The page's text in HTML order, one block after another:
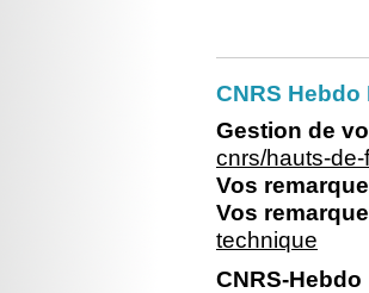
CNRS
Gestion de
cnrs/hauts-
Vos
Vos
technique
CNRS-